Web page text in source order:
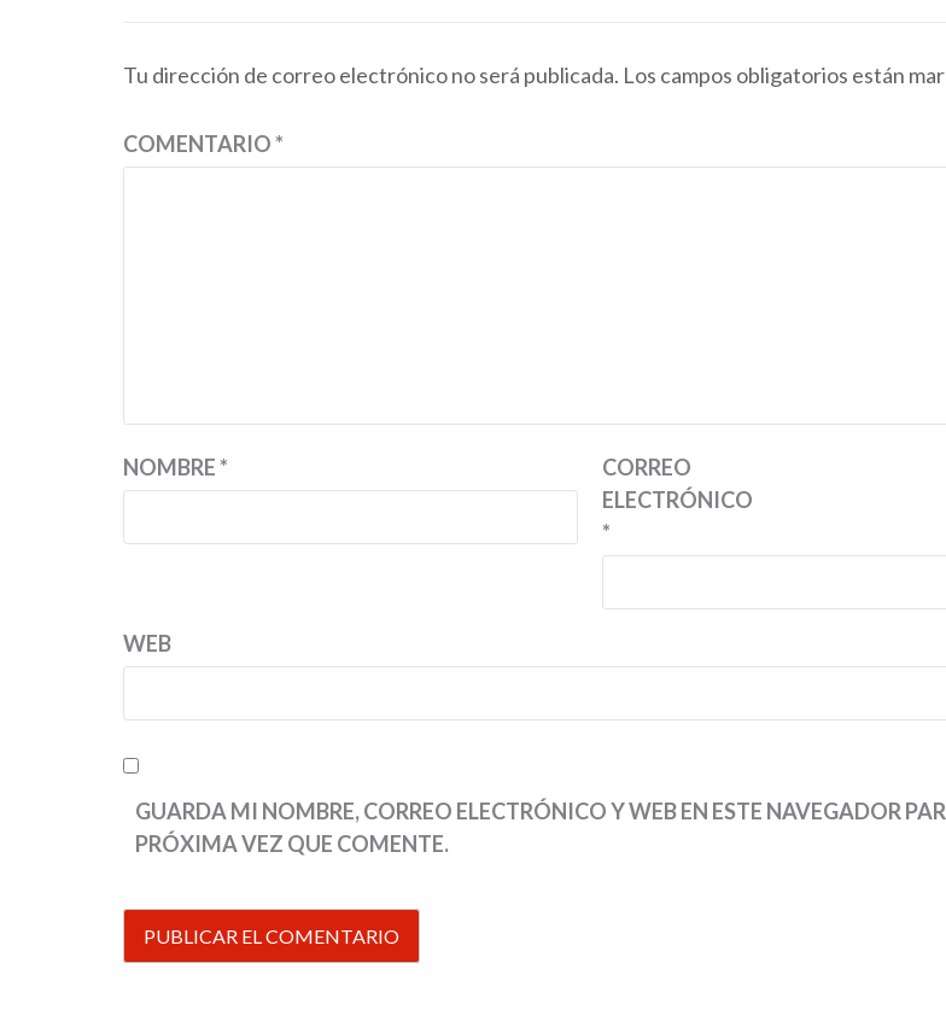
Tu dirección de correo electrónico no será publicada. Los campos obligatorios están
COMENTARIO*
NOMBRE*
CORREO
ELECTRÓNICO
*
WEB
GUARDA MI NOMBRE, CORREO ELECTRÓNICO Y WEB EN ESTE NAVEGADOR
PRÓXIMA VEZ QUE COMENTE.